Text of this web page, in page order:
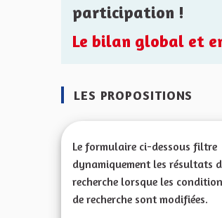
participation !
Le bilan global et
LES PROPOSITIONS
Le formulaire ci-dessous filtre
dynamiquement les résultats
recherche lorsque les
de recherche sont modifiées.